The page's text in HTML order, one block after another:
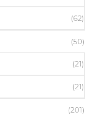
(62)
(50)
(21)
(21)
(201)